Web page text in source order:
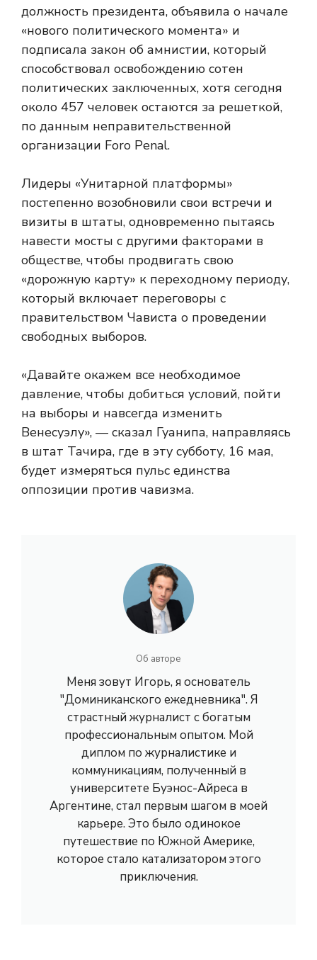
должность президента, объявила о начале
«нового политического момента» и
подписала закон об амнистии, который
способствовал освобождению сотен
политических заключенных, хотя сегодня
около 457 человек остаются за решеткой,
по данным неправительственной
организации Foro Penal.
Лидеры «Унитарной платформы»
постепенно возобновили свои встречи и
визиты в штаты, одновременно пытаясь
навести мосты с другими факторами в
обществе, чтобы продвигать свою
«дорожную карту» к переходному периоду,
который включает переговоры с
правительством Чависта о проведении
свободных выборов.
«Давайте окажем все необходимое
давление, чтобы добиться условий, пойти
на выборы и навсегда изменить
Венесуэлу», — сказал Гуанипа, направляясь
в штат Тачира, где в эту субботу, 16 мая,
будет измеряться пульс единства
оппозиции против чавизма.
Об авторе
Меня зовут Игорь, я основатель
"Доминиканского ежедневника". Я
страстный журналист с богатым
профессиональным опытом. Мой
диплом по журналистике и
коммуникациям, полученный в
университете Буэнос-Айреса в
Аргентине, стал первым шагом в моей
карьере. Это было одинокое
путешествие по Южной Америке,
которое стало катализатором этого
приключения.